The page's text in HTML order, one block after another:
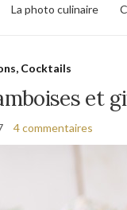
La photo culinaire
Cocktails
et
4 commentaires